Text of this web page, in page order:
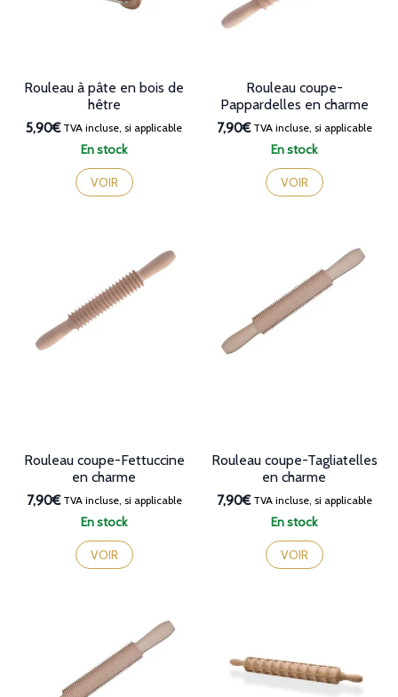
En stock
Rouleau à pâte en bois de
hêtre
5,90€TVA incluse, si applicable
VOIR
En stock
Rouleau coupe-
Pappardelles en charme
7,90€TVA incluse, si applicable
VOIR
En stock
Rouleau coupe-Fettuccine
en charme
7,90€TVA incluse, si applicable
VOIR
En stock
Rouleau coupe-Tagliatelles
en charme
7,90€TVA incluse, si applicable
VOIR